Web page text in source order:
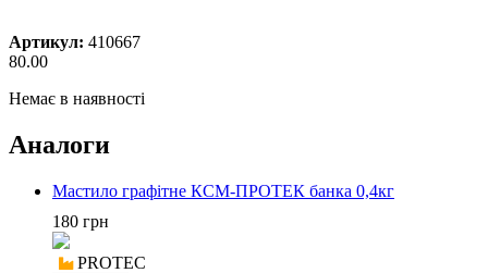
Артикул: 410667
80.00
Немає в наявності
Аналоги
Мастило графітне КСМ-ПРОТЕК банка 0,4кг
180 грн
PROTEC